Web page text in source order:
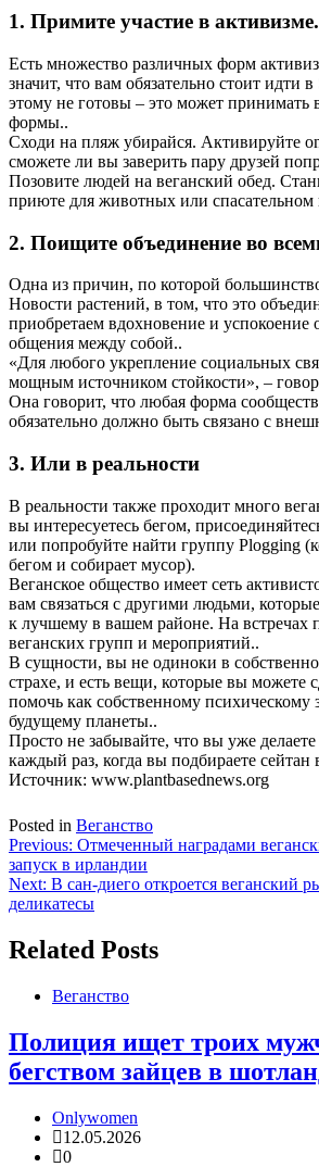
1. Примите участие в активизме.
Есть множество различных форм
значит, что вам обязательно стоит идти
этому не готовы – это может принимать
формы..
Сходи на пляж убирайся. Активируйте
сможете ли вы заверить пару друзей
Позовите людей на веганский обед.
приюте для животных или спасательном
2. Поищите объединение во
Одна из причин, по которой
Новости растений, в том, что это
приобретаем вдохновение и успокоение
общения между собой..
«Для любого укрепление социальных
мощным источником стойкости», –
Она говорит, что любая форма
обязательно должно быть связано с
3. Или в реальности
В реальности также проходит много
вы интересуетесь бегом,
или попробуйте найти группу Plogging
бегом и собирает мусор).
Веганское общество имеет сеть
вам связаться с другими людьми,
к лучшему в вашем районе. На встречах
веганских групп и мероприятий..
В сущности, вы не одиноки в
страхе, и есть вещи, которые вы можете
помочь как собственному психическому
будущему планеты..
Просто не забывайте, что вы уже
каждый раз, когда вы подбираете сейтан
Источник: www.plantbasednews.org
Posted in Веганство
Навигация
по
записям
Previous: Отмеченный наградами
запуск в ирландии
Next: В сан-диего откроется веганский
деликатесы
Related Posts
Веганство
Полиция ищет троих
бегством зайцев в
Onlywomen
12.05.2026
0